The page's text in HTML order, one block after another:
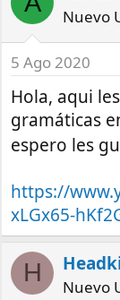
c
o
n
s
:
Nuevo
5 Ago 2020
Hola, aqui
gramáticas
espero les
https://
xLGx65-
H Nuevo